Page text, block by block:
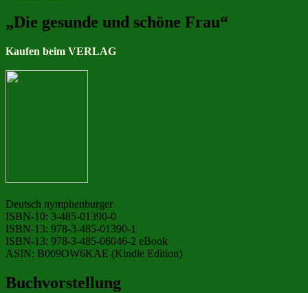
„Die gesunde und schöne Frau“
Kaufen beim VERLAG
Deutsch nymphenburger
ISBN-10: 3-485-01390-0
ISBN-13: 978-3-485-01390-1
ISBN-13: 978-3-485-06046-2 eBook
ASIN: B009OW6KAE (Kindle Edition)
Buchvorstellung